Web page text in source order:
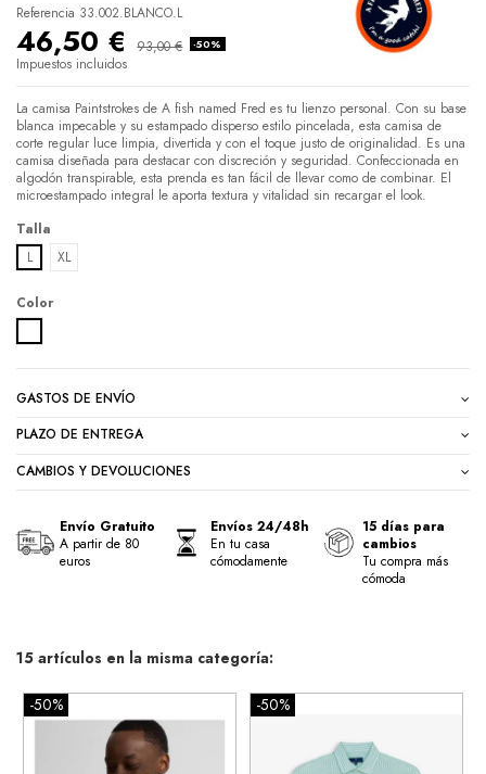
Referencia 33.002.BLANCO.L
46,50 € 93,00 € -50%
Impuestos incluidos
La camisa Paintstrokes de A fish named Fred es tu lienzo personal. Con su base
blanca impecable y su estampado disperso estilo pincelada, esta camisa de
corte regular luce limpia, divertida y con el toque justo de originalidad. Es una
camisa diseñada para destacar con discreción y seguridad. Confeccionada en
algodón transpirable, esta prenda es tan fácil de llevar como de combinar. El
microestampado integral le aporta textura y vitalidad sin recargar el look.
Talla
L
XL
Color
GASTOS DE ENVÍO
PLAZO DE ENTREGA
CAMBIOS Y DEVOLUCIONES
Envío Gratuito
A partir de 80
euros
Envíos 24/48h
En tu casa
cómodamente
15 días para
cambios
Tu compra más
cómoda
15 artículos en la misma categoría:
-50% -50%